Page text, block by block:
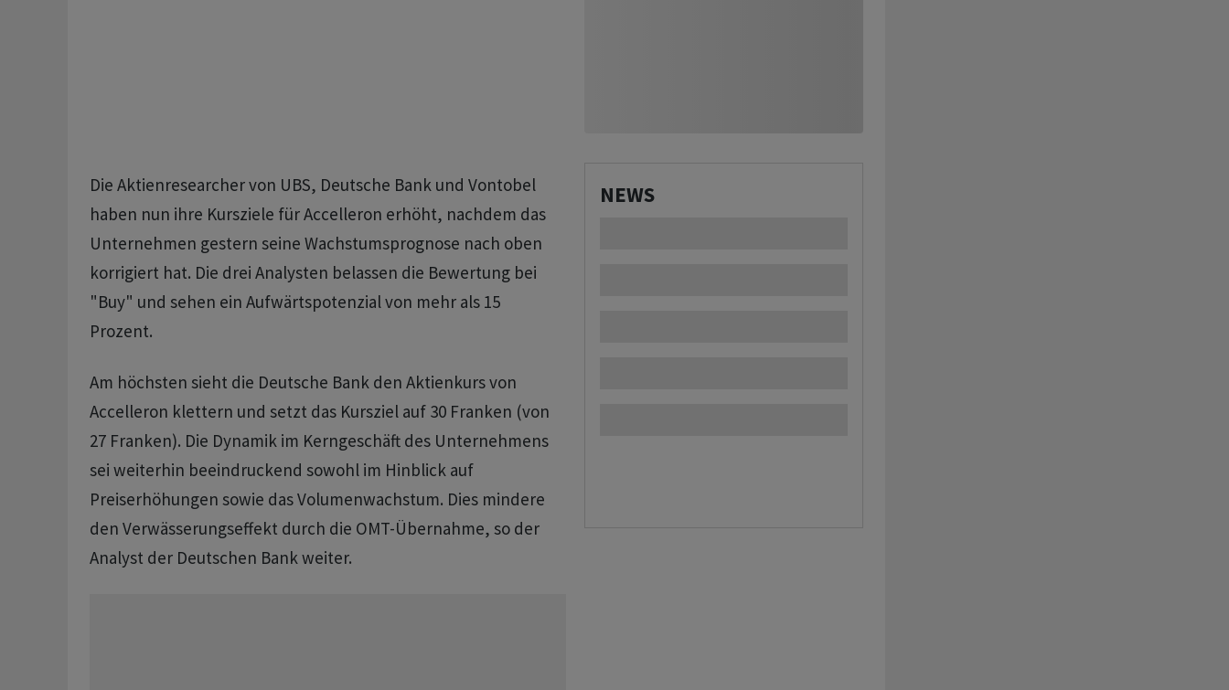
Die Aktienresearcher von UBS, Deutsche Bank und Vontobel
haben nun ihre Kursziele für Accelleron erhöht, nachdem das
Unternehmen gestern seine Wachstumsprognose nach oben
korrigiert hat. Die drei Analysten belassen die Bewertung bei
"Buy" und sehen ein Aufwärtspotenzial von mehr als 15
Prozent.
Am höchsten sieht die Deutsche Bank den Aktienkurs von
Accelleron klettern und setzt das Kursziel auf 30 Franken (von
27 Franken). Die Dynamik im Kerngeschäft des Unternehmens
sei weiterhin beeindruckend sowohl im Hinblick auf
Preiserhöhungen sowie das Volumenwachstum. Dies mindere
den Verwässerungseffekt durch die OMT-Übernahme, so der
Analyst der Deutschen Bank weiter.
NEWS